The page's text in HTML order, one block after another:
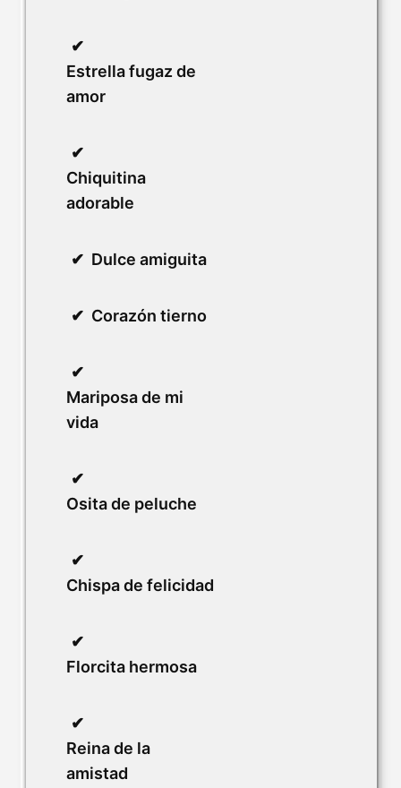
Estrella fugaz de
amor
Chiquitina
adorable
Dulce amiguita
Corazón tierno
Mariposa de mi
vida
Osita de peluche
Chispa de felicidad
Florcita hermosa
Reina de la
amistad